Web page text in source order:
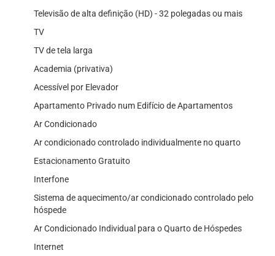
Televisão de alta definição (HD) - 32 polegadas ou mais
TV
TV de tela larga
Academia (privativa)
Acessível por Elevador
Apartamento Privado num Edifício de Apartamentos
Ar Condicionado
Ar condicionado controlado individualmente no quarto
Estacionamento Gratuito
Interfone
Sistema de aquecimento/ar condicionado controlado pelo
hóspede
Ar Condicionado Individual para o Quarto de Hóspedes
Internet